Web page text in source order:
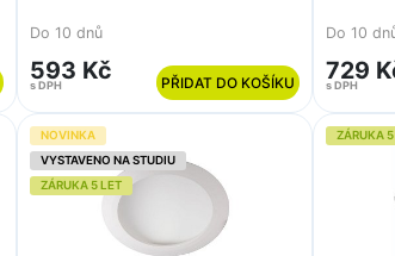
Do 10 dnů
593 Kč
s DPH PŘIDAT DO KOŠÍKU
Do 10
729
s DPH
NOVINKA
VYSTAVENO NA STUDIU
ZÁRUKA 5 LET
ZÁRUKA